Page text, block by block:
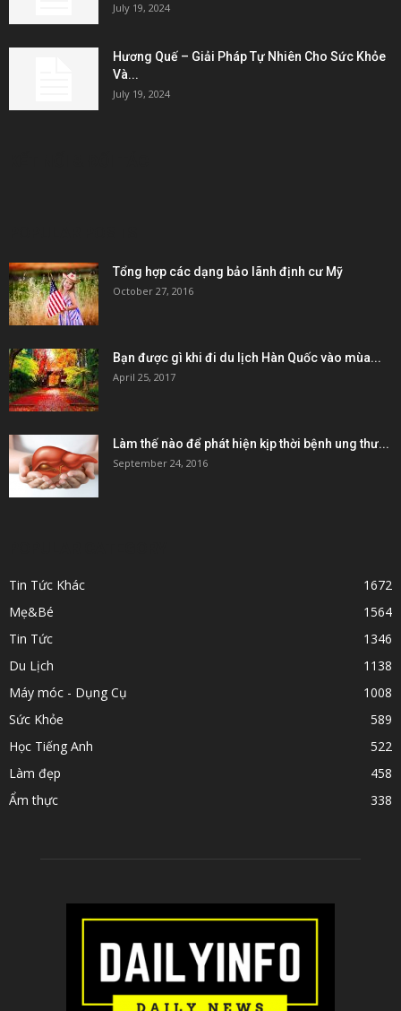
July 19, 2024
Hương Quế – Giải Pháp Tự Nhiên Cho Sức Khỏe
Và...
July 19, 2024
Tổng hợp các dạng bảo lãnh định cư Mỹ
October 27, 2016
Bạn được gì khi đi du lịch Hàn Quốc vào mùa...
April 25, 2017
Làm thế nào để phát hiện kịp thời bệnh ung thư...
September 24, 2016
Tin Tức Khác
1672
Mẹ&Bé
1564
Tin Tức
1346
Du Lịch
1138
Máy móc - Dụng Cụ
1008
Sức Khỏe
589
Học Tiếng Anh
522
Làm đẹp
458
Ẩm thực
338